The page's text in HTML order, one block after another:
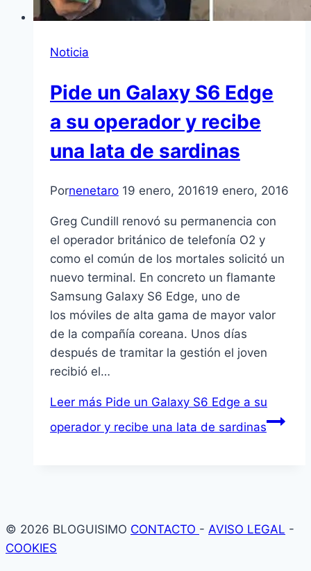
Noticia
Pide un Galaxy S6 Edge
a su operador y recibe
una lata de sardinas
Pornenetaro 19 enero, 201619 enero, 2016
Greg Cundill renovó su permanencia con
el operador británico de telefonía O2 y
como el común de los mortales solicitó un
nuevo terminal. En concreto un flamante
Samsung Galaxy S6 Edge, uno de
los móviles de alta gama de mayor valor
de la compañía coreana. Unos días
después de tramitar la gestión el joven
recibió el…
Leer más Pide un Galaxy S6 Edge a su
operador y recibe una lata de sardinas
© 2026 BLOGUISIMO CONTACTO - AVISO LEGAL -
COOKIES